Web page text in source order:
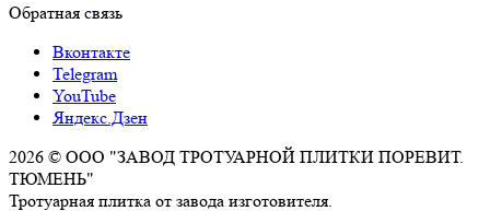
Обратная связь
Вконтакте
Telegram
YouTube
Яндекс.Дзен
2026 © ООО "ЗАВОД ТРОТУАРНОЙ ПЛИТКИ ПОРЕВИТ.
ТЮМЕНЬ"
Тротуарная плитка от завода изготовителя.